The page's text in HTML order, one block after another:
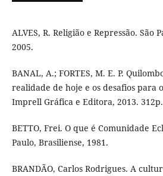
ALVES, R. Religião e Repressão. São
2005.
BANAL, A.; FORTES, M. E. P.
realidade de hoje e os desafios para
Imprell Gráfica e Editora, 2013. 312p.
BETTO, Frei. O que é Comunidade
Paulo, Brasiliense, 1981.
BRANDÃO, Carlos Rodrigues. A